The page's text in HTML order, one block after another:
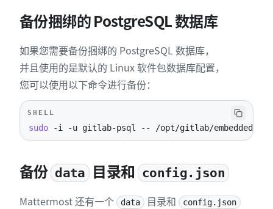
备份捆绑的 PostgreSQL 数据库
如果您需要备份捆绑的 PostgreSQL 数据库，
并且使用的是默认的 Linux 软件包数据库配置，
您可以使用以下命令进行备份：
SHELL
sudo -i -u gitlab-psql -- /opt/gitlab/embedded/bin/
备份 data 目录和 config.json
Mattermost 还有一个
data 目录和 config.json